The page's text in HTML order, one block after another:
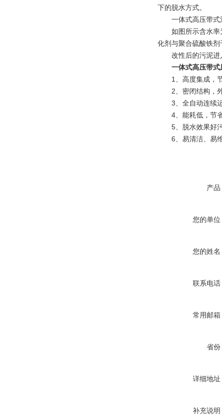
下的脱水方式。
一体式高压带式
如图所示含水率为
化剂与聚合硫酸铁
改性后的污泥进入
一体式高压带式
1、高度集成，节
2、密闭结构，
3、全自动连续运
4、能耗低，节
5、脱水效果好污
6、易清洁、易
产品
您的单位
您的姓名
联系电话
常用邮箱
省份
详细地址
补充说明